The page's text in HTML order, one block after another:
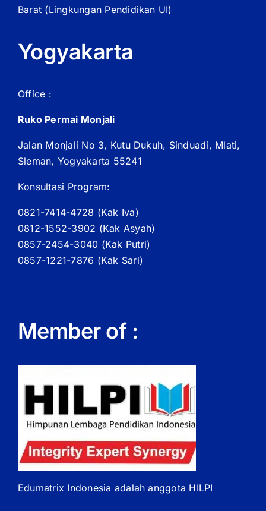
Barat (Lingkungan Pendidikan UI)
Yogyakarta
Office :
Ruko Permai Monjali
Jalan Monjali No 3, Kutu Dukuh, Sinduadi, Mlati,
Sleman, Yogyakarta 55241
Konsultasi Program:
0821-7414-4728 (Kak Iva)
0812-1552-3902 (Kak Asyah)
0857-2454-3040 (Kak Putri)
0857-1221-7876 (Kak Sari)
Member of :
Edumatrix Indonesia adalah anggota HILPI